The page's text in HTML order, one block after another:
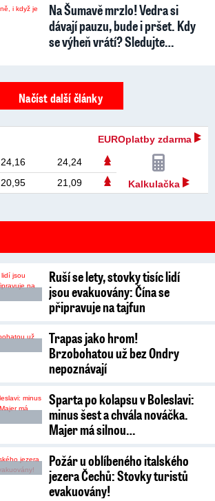
Na Šumavě mrzlo! Vedra si
dávají pauzu, bude i pršet. Kdy
se výheň vrátí? Sledujte…
Načíst další články
EUROplatby zdarma
24,16
24,24
20,95 21,09 Kalkulačka
Ruší se lety, stovky tisíc lidí
jsou evakuovány: Čína se
připravuje na tajfun
Trapas jako hrom!
Brzobohatou už bez Ondry
nepoznávají
Sparta po kolapsu v Boleslavi:
minus šest a chvála nováčka.
Majer má silnou…
Požár u oblíbeného italského
jezera Čechů: Stovky turistů
evakuovány!